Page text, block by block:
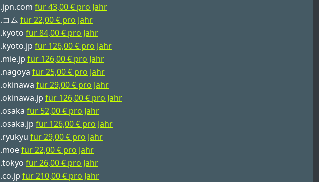
.jpn.com für 43,00 € pro Jahr
.コム für 22,00 € pro Jahr
.kyoto für 84,00 € pro Jahr
.kyoto.jp für 126,00 € pro Jahr
.mie.jp für 126,00 € pro Jahr
.nagoya für 25,00 € pro Jahr
.okinawa für 29,00 € pro Jahr
.okinawa.jp für 126,00 € pro Jahr
.osaka für 52,00 € pro Jahr
.osaka.jp für 126,00 € pro Jahr
.ryukyu für 29,00 € pro Jahr
.moefür 22,00 € pro Jahr
.tokyo für 26,00 € pro Jahr
.co.jp für 210,00 € pro Jahr